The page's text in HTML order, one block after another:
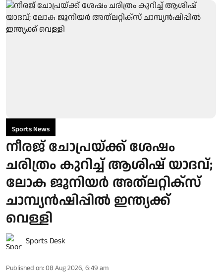
Sports News
നീരജ് ചോപ്രയ്ക്ക് ശേഷം
ചരിത്രം കുറിച്ച് ആശിഷ് യാദവ്;
ലോക ജൂനിയര്‍ അത്ലറ്റിക്‌സ്
ചാമ്പ്യന്‍ഷിപ്പില്‍ ഇന്ത്യക്ക്
വെള്ളി
Sports Desk
Published on: 08 Aug 2026, 6:49 am